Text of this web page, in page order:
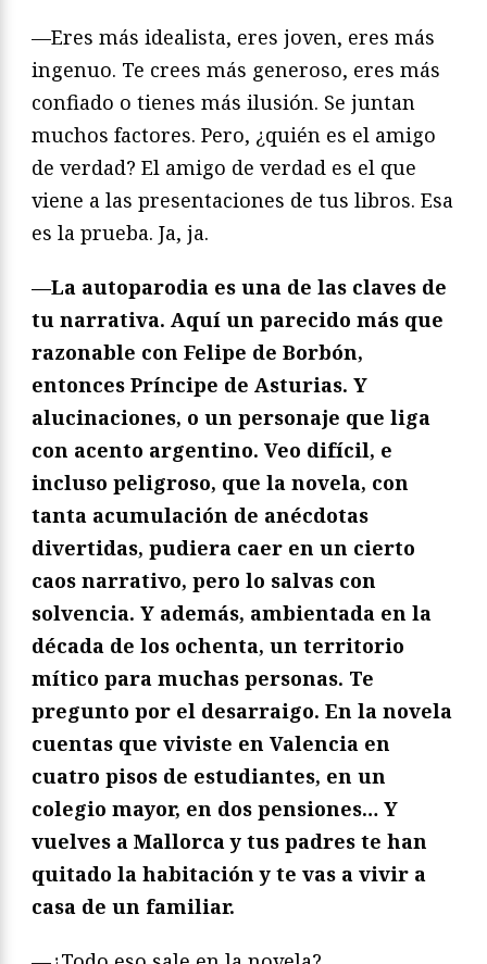
—Eres más idealista, eres joven, eres más
ingenuo. Te crees más generoso, eres más
confiado o tienes más ilusión. Se juntan
muchos factores. Pero, ¿quién es el amigo
de verdad? El amigo de verdad es el que
viene a las presentaciones de tus libros. Esa
es la prueba. Ja, ja.
—La autoparodia es una de las claves de
tu narrativa. Aquí un parecido más que
razonable con Felipe de Borbón,
entonces Príncipe de Asturias. Y
alucinaciones, o un personaje que liga
con acento argentino. Veo difícil, e
incluso peligroso, que la novela, con
tanta acumulación de anécdotas
divertidas, pudiera caer en un cierto
caos narrativo, pero lo salvas con
solvencia. Y además, ambientada en la
década de los ochenta, un territorio
mítico para muchas personas. Te
pregunto por el desarraigo. En la novela
cuentas que viviste en Valencia en
cuatro pisos de estudiantes, en un
colegio mayor, en dos pensiones… Y
vuelves a Mallorca y tus padres te han
quitado la habitación y te vas a vivir a
casa de un familiar.